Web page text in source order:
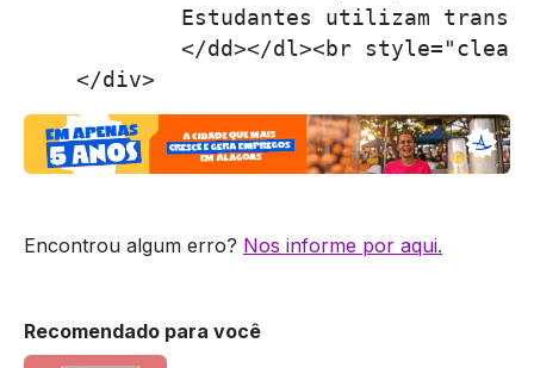
Estudantes utilizam
</dd></dl><br
Encontrou algum erro? Nos informe por aqui.
Recomendado para você